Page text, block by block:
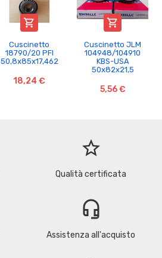

Cuscinetto
18790/20 PFI
50,8x85x17,462
18,24 €

Cuscinetto JLM
104948/104910
KBS-USA
50x82x21,5
5,56 €
star_border
Qualità certificata
headset_mic
Assistenza all'acquisto